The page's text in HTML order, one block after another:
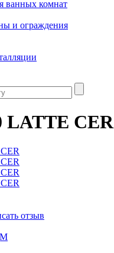
ванных комнат
и ограждения
LATTE CER
отзыв